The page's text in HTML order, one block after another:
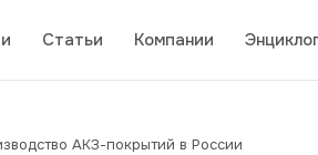
Статьи Компании
АКЗ-покрытий в России